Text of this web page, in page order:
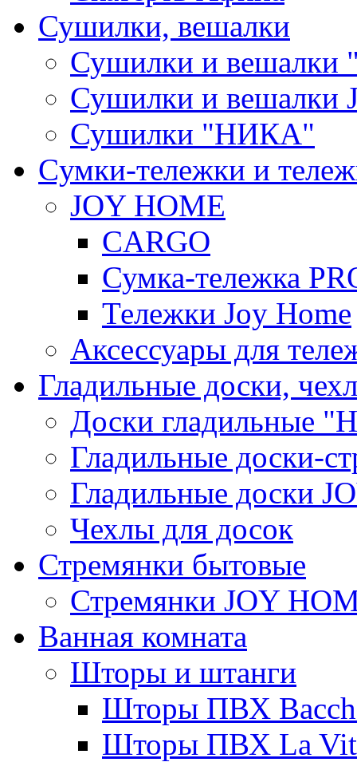
Сушилки, вешалки
Сушилки и вешалки
Сушилки и вешалки
Сушилки "НИКА"
Cумки-тележки и
JOY HOME
CARGO
Сумка-тележка
Тележки Joy Home
Аксессуары для
Гладильные доски,
Доски гладильные
Гладильные доски-
Гладильные доски
Чехлы для досок
Стремянки бытовые
Стремянки JOY
Ванная комната
Шторы и штанги
Шторы ПВХ
Шторы ПВХ La